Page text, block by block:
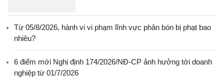
Từ 05/8/2026, hành vi vi phạm lĩnh vực phân bón bị phạt bao
nhiêu?
6 điểm mới Nghị định 174/2026/NĐ-CP ảnh hưởng tới doanh
nghiệp từ 01/7/2026